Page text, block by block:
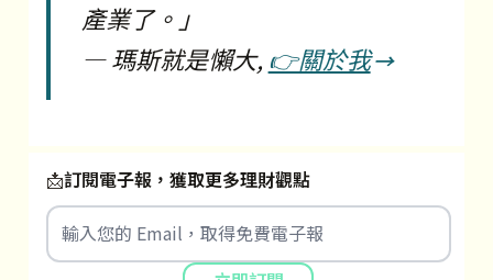
產業了。」
―瑪斯就是懶大, 👉關於我
📩訂閱電子報，獲取更多理財觀點